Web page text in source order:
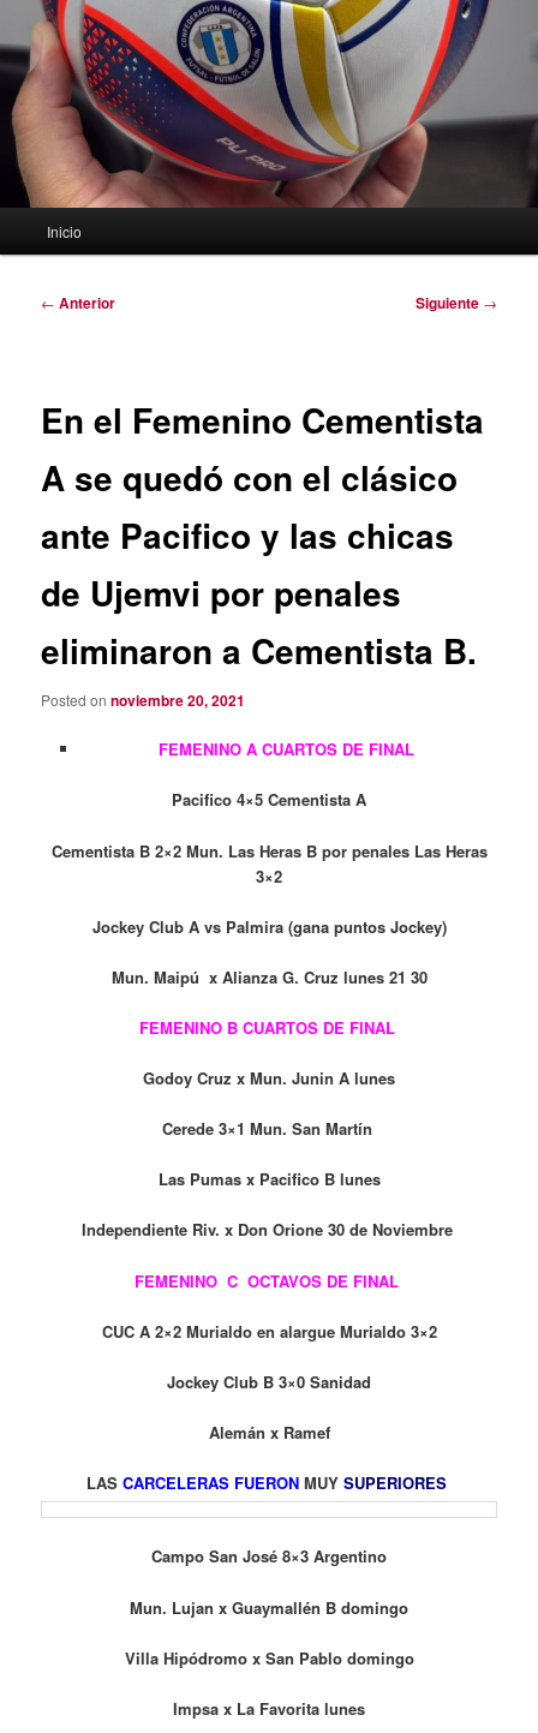
Inicio
Navegación
← Anterior Siguiente →
En el Femenino Cementista
A se quedó con el clásico
ante Pacifico y las chicas
de Ujemvi por penales
eliminaron a Cementista B.
Posted onnoviembre 20, 2021
FEMENINO A CUARTOS DE FINAL
Pacifico 4×5 Cementista A
Cementista B 2×2 Mun. Las Heras B por penales Las Heras
3×2
Jockey Club A vs Palmira (gana puntos Jockey)
Mun. Maipú x Alianza G. Cruz lunes 21 30
FEMENINO B CUARTOS DE FINAL
Godoy Cruz x Mun. Junin A lunes
Cerede 3×1 Mun. San Martín
Las Pumas x Pacifico B lunes
Independiente Riv. x Don Orione 30 de Noviembre
FEMENINO C OCTAVOS DE FINAL
CUC A 2×2 Murialdo en alargue Murialdo 3×2
Jockey Club B 3×0 Sanidad
Alemán x Ramef
LAS CARCELERAS FUERON MUY SUPERIORES
Campo San José 8×3 Argentino
Mun. Lujan x Guaymallén B domingo
Villa Hipódromo x San Pablo domingo
Impsa x La Favorita lunes